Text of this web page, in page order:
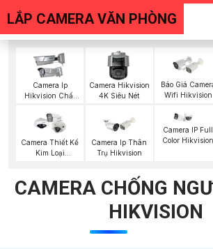
LẮP CAMERA VĂN PHÒNG
Camera Ip
Hikvision Chất
Camera Hikvision
4K Siêu Nét
Báo Giá
Wifi Hikvision
Camera Thiết Kế
Kim Loại
Camera Ip Thân
Trụ Hikvision
Camera IP Full
Color Hikvision
CAMERA CHỐNG
HIKVISION